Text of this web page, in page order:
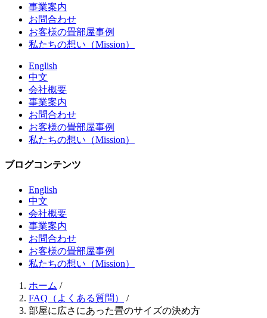
事業案内
お問合わせ
お客様の畳部屋事例
私たちの想い（Mission）
English
中文
会社概要
事業案内
お問合わせ
お客様の畳部屋事例
私たちの想い（Mission）
ブログコンテンツ
English
中文
会社概要
事業案内
お問合わせ
お客様の畳部屋事例
私たちの想い（Mission）
ホーム /
FAQ（よくある質問）
/
部屋に広さにあった畳のサイズの決め方